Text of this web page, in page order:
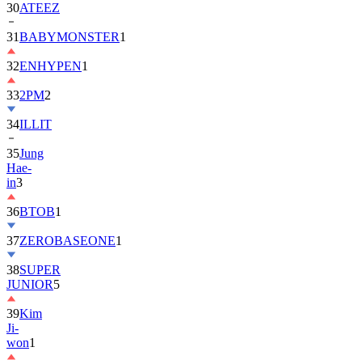
31BABYMONSTER
32ENHYPEN1
332PM2
34ILLIT
35Jung
Hae-
in3
36BTOB
37ZEROBASEONE
38SUPER
JUNIOR
39Kim
Ji-
won1
40KiiiKiii